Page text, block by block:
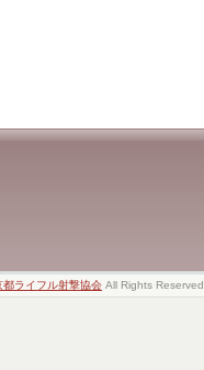
都ライフル射撃協会 All Rights Reserved.